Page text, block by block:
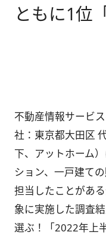
ともに1位
不動産情報サービ
社：東京都大田区
下、アットホーム
ション、一戸建て
担当したことがあ
象に実施した調査
選ぶ！「2022年上